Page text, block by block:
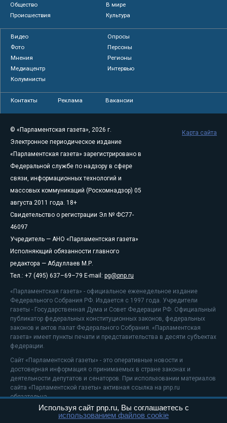
Общество
В мире
Происшествия
Культура
Видео
Опросы
Фото
Персоны
Мнения
Регионы
Медиацентр
Интервью
Колумнисты
Контакты Реклама Вакансии
© «Парламентская газета», 2026 г.
Электронное периодическое издание
«Парламентская газета» зарегистрировано в
Федеральной службе по надзору в сфере
связи, информационных технологий и
массовых коммуникаций (Роскомнадзор) 05
августа 2011 года. 18+
Свидетельство о регистрации Эл № ФС77-
46097
Учредитель — АНО «Парламентская газета»
Исполняющий обязанности главного
редактора — Абдуллаев М.Р.
Тел.: +7 (495) 637–69–79 E-mail: pg@pnp.ru
«Парламентская газета» - официальное еженедельное издание
Федерального Собрания РФ. Издается с 1997 года. Учредители
газеты - Государственная Дума и Совет Федерации РФ. Официальный
публикатор федеральных конституционных законов, федеральных
законов и актов палат Федерального Собрания. «Парламентская
газета» имеет пункты печати и представительства в десяти субъектах
федерации.
Сайт «Парламентской газеты» - это оперативные новости и
достоверная информация о принимаемых в стране законах и
деятельности депутатов и сенаторов. При использовании материалов
сайта «Парламентской газеты» активная ссылка на pnp.ru
обязательна.
На информационном ресурсе применяютсярекомендательные
Карта сайта
Используя сайт pnp.ru, Вы соглашаетесь с
использованием файлов cookie